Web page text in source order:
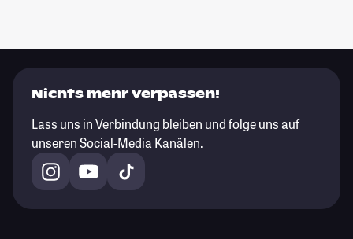
Nichts mehr verpassen!
Lass uns in Verbindung bleiben und folge uns auf
unseren Social-Media Kanälen.